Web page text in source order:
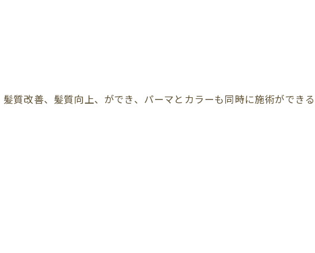
質改善、髪質向上、ができ、パーマとカラーも同時に施術ができ